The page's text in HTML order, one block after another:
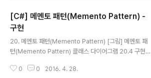
하게 프로그래밍 하기 힘들어집니다. 이 경우에 감시자 패
턴을 사용을 하면 결합도를 느슨하게 하여 유연한 프로그
래밍을 할 수 있게 해 줍니다. 감시자 패턴에서는 감시자는
다른 개체의 상태의 변화를 통보를 받는 역할과 이 변화를
구독하기를 원하는 개체에게 알려주는 역할을 합니다. 이
를 위해 감시자 개체는 상태의 변화가 발생하는 주 개체에
[C#] 메멘토 패턴(Memento Pattern) -
구현
20. 메멘토 패턴(Memento Pattern) [그림] 메멘토 패
턴(Memento Pattern) 클래스 다이어그램 20.4 구현
apshot, Picture, App와 데모 코드 순으로 하겠습니다.
0 0 2016. 4. 28.